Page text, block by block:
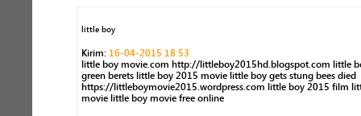
little boy
Kirim: 16-04-2015 18:53
little boy movie.com http://littleboy2015hd.blogspot.com little
green berets little boy 2015 movie little boy gets stung bees died
https://littleboymovie2015.wordpress.com little boy 2015 film
movie little boy movie free online